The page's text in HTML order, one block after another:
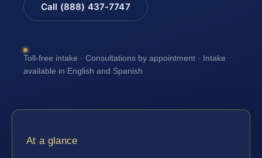
Call (888) 437-7747
Toll-free intake · Consultations by appointment · Intake
available in English and Spanish
At a glance